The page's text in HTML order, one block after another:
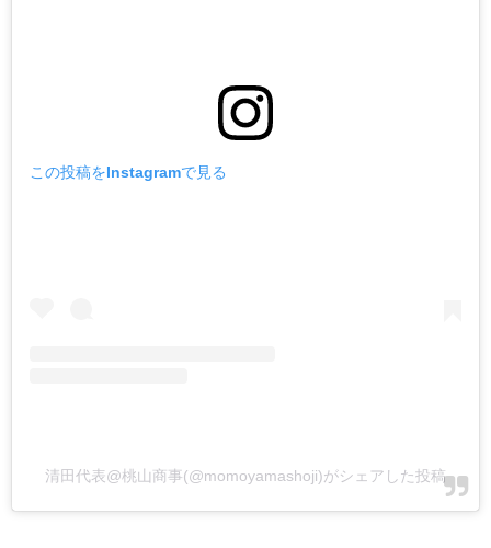
この投稿をInstagramで見る
清田代表@桃山商事(@momoyamashoji)がシェアした投稿